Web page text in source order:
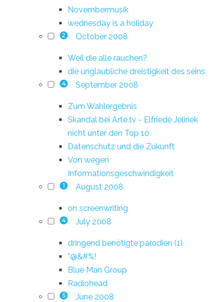
Novembermusik
wednesday is a holiday
2 October 2008
Weil die alle rauchen?
die unglaubliche dreistigkeit des seins
4 September 2008
Zum Wahlergebnis
Skandal bei Arte.tv - Elfriede Jelinek
nicht unter den Top 10
Datenschutz und die Zukunft
Von wegen
Informationsgeschwindigkeit
1 August 2008
on screenwriting
4 July 2008
dringend benötigte parodien (1)
*@&#%!
Blue Man Group
Radiohead
5 June 2008